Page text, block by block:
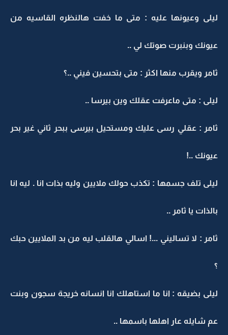
ليلى وعيونها عليه : متى ما خفت هالنظره القاسيه من
عيونك وبنبرت صوتك لي ..
ثامر ويقرب منها اكثر : متى بتحسين فيني ..؟
ليلى : متى ماعرفت عقلك وين بيرسا ..
ثامر : عقلي رسى عليك ومستحيل بيرسى ببحر ثاني غير بحر
عيونك ..!
ليلى تلف جسمها : تكذب حولك ملايين وليه بذات انا . ليه انا
بالذات يا ثامر ..
ثامر : لا تساليني ...! اسالي هالقلب ليه من بد الملايين حبك
؟
ليلى بضيقه : انا ما استاهلك انا انسانه خريجة سجون وبنت
عم شايله عار اهلها باسمها ..